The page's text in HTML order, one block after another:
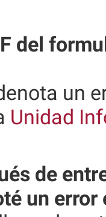
del
Unidad
de
un error